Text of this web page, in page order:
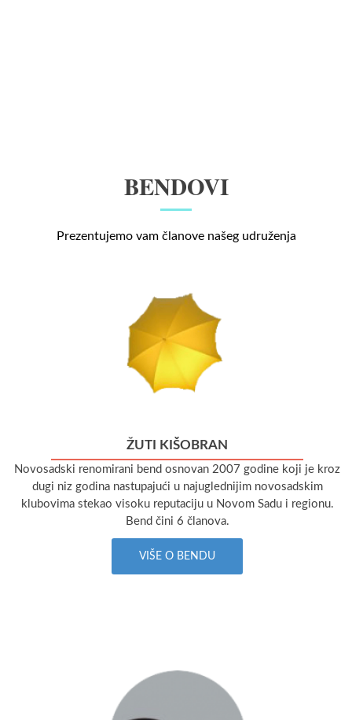
BENDOVI
Prezentujemo vam članove našeg udruženja
ŽUTI KIŠOBRAN
Novosadski renomirani bend osnovan 2007 godine koji je kroz
dugi niz godina nastupajući u najuglednijim novosadskim
klubovima stekao visoku reputaciju u Novom Sadu i regionu.
Bend čini 6 članova.
VIŠE O BENDU